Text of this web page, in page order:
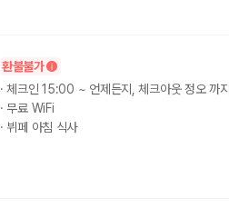
환불불가
·체크인 15:00 ~ 언제든지, 체크아웃 정오 까지
· 무료 WiFi
· 뷔페 아침 식사